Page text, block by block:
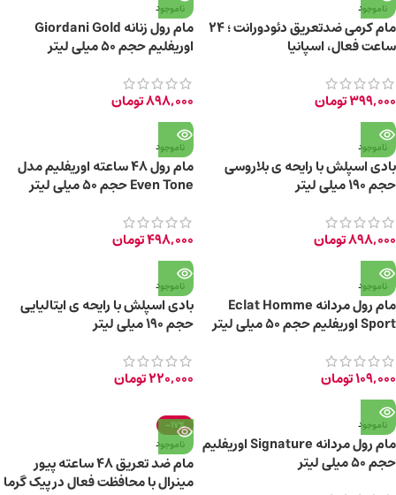
ناموجود
مام کرمی ضدتعریق دئودورانت ؛ 24
ساعت فعال، اسپانیا
399,000تومان
ناموجود
مام رول زنانه Giordani Gold
اوریفلیم حجم ۵۰ میلی لیتر
898,000تومان
ناموجود
بادی اسپلش با رایحه ی بلاروسی
حجم ۱۹۰ میلی لیتر
898,000تومان
ناموجود
مام رول 48 ساعته اوریفلیم مدل
Even Tone حجم ۵۰ میلی لیتر
498,000تومان
ناموجود
مام رول مردانه Eclat Homme
Sport اوریفلیم حجم ۵۰ میلی لیتر
109,000تومان
ناموجود
بادی اسپلش با رایحه ی ایتالیایی
حجم ۱۹۰ میلی لیتر
220,000تومان
ناموجود
مام رول مردانه Signature اوریفلیم
حجم ۵۰ میلی لیتر
-17%
ناموجود
مام ضد تعریق 48 ساعته پیور
مینرال با محافظت فعال در پیک گرما